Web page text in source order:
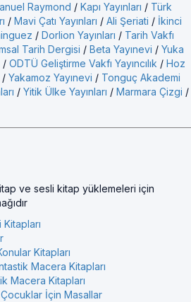
Raymond / Kapı Yayınları / Türk
/ Mavi Çatı Yayınları / Ali Şeriati / İkinci
/ Dorlion Yayınları / Tarih Vakfı
Tarih Dergisi / Beta Yayınevi / Yuka
/ ODTÜ Geliştirme Vakfı Yayıncılık / Hoz
/ Yakamoz Yayınevi / Tonguç Akademi
/ Yitik Ülke Yayınları / Marmara Çizgi /
ve sesli kitap yüklemeleri için
Kitapları
Kitapları
Macera Kitapları
Macera Kitapları
Çocuklar İçin Masallar